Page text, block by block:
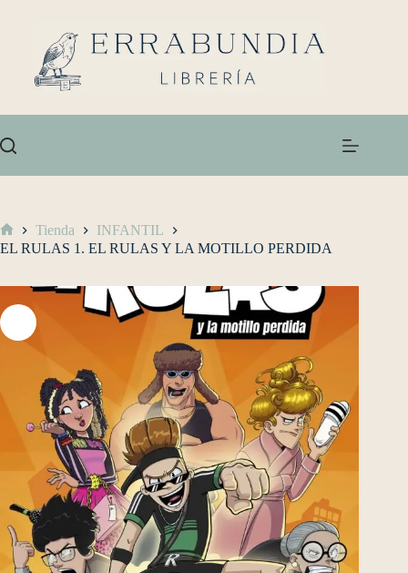
Tienda
INFANTIL
EL RULAS 1. EL RULAS Y LA MOTILLO PERDIDA